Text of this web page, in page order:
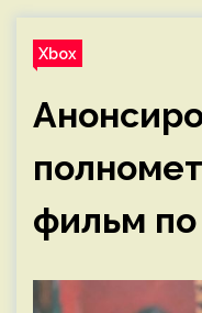
Xbox
фильм